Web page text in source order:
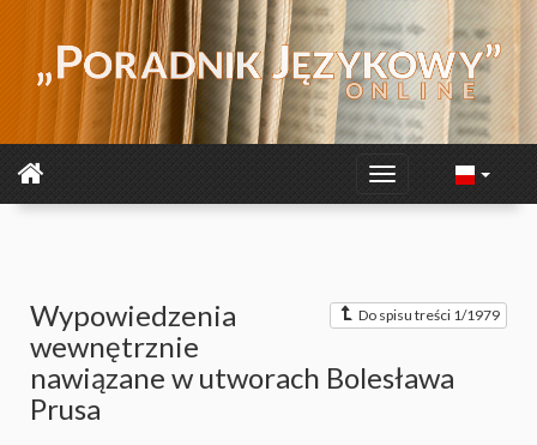
Do spisu treści 1/1979
Wypowiedzenia
wewnętrznie
nawiązane w utworach Bolesława
Prusa